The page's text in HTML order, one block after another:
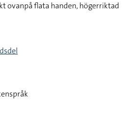
ovanpå flata handen, högerriktad